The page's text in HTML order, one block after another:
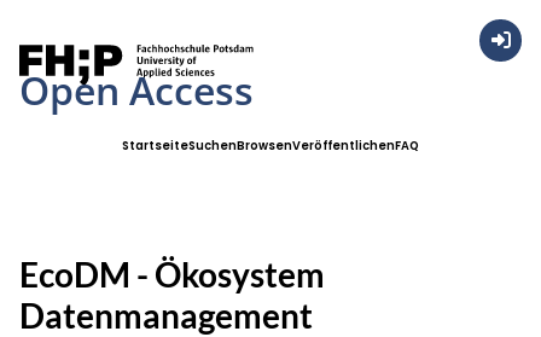
Open Access
StartseiteSuchenBrowsenVeröffentlichenFAQ
EcoDM - Ökosystem
Datenmanagement